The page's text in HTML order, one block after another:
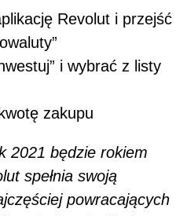
Revolut i przejść
i wybrać z listy
zakupu
2021 będzie rokiem
spełnia swoją
powracających